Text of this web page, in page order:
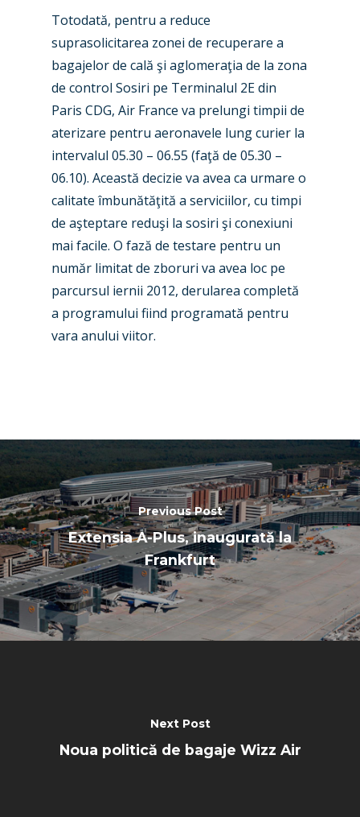
Totodată, pentru a reduce
suprasolicitarea zonei de recuperare a
bagajelor de cală şi aglomeraţia de la zona
de control Sosiri pe Terminalul 2E din
Paris CDG, Air France va prelungi timpii de
aterizare pentru aeronavele lung curier la
intervalul 05.30 – 06.55 (faţă de 05.30 –
06.10). Această decizie va avea ca urmare o
calitate îmbunătăţită a serviciilor, cu timpi
de aşteptare reduşi la sosiri şi conexiuni
mai facile. O fază de testare pentru un
număr limitat de zboruri va avea loc pe
parcursul iernii 2012, derularea completă
a programului fiind programată pentru
vara anului viitor.
Previous Post
Extensia A-Plus, inaugurată la
Frankfurt
Next Post
Noua politică de bagaje Wizz Air